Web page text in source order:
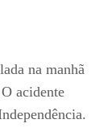
na manhã
acidente